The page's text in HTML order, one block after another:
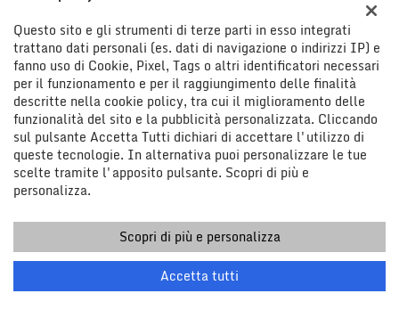
Sede di Fornovo San Giovanni
Via San Pietro 13
Cellulare:
+39 339 776 7294
+39 0363 706753
Email:
info@corinimotori.it
Questo sito e gli strumenti di terze parti in esso integrati
trattano dati personali (es. dati di navigazione o indirizzi IP) e
fanno uso di Cookie, Pixel, Tags o altri identificatori necessari
per il funzionamento e per il raggiungimento delle finalità
descritte nella cookie policy, tra cui il miglioramento delle
funzionalità del sito e la pubblicità personalizzata. Cliccando
sul pulsante Accetta Tutti dichiari di accettare l'utilizzo di
queste tecnologie. In alternativa puoi personalizzare le tue
scelte tramite l'apposito pulsante. Scopri di più e
personalizza.
Scopri di più e personalizza
Accetta tutti